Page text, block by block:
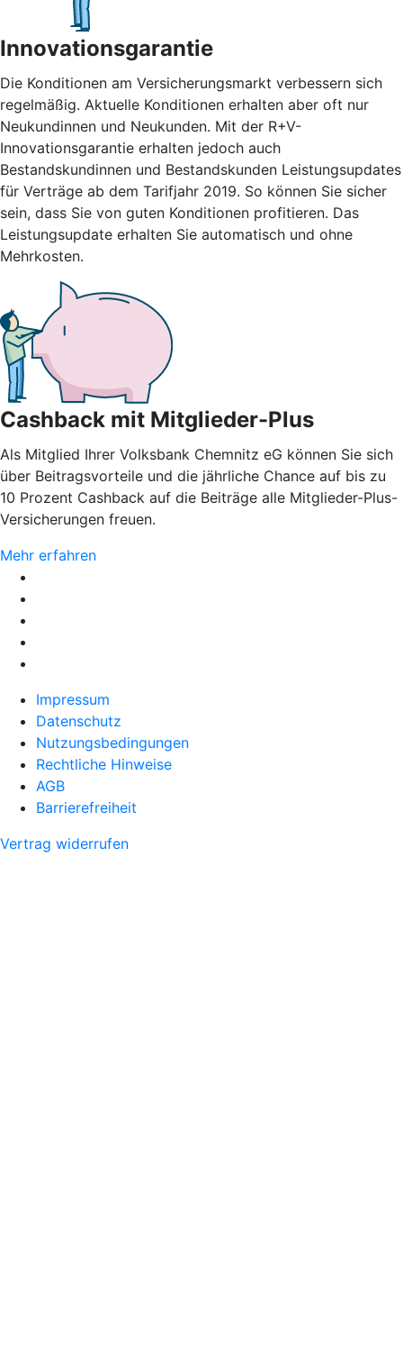
Innovationsgarantie
Die Konditionen am Versicherungsmarkt verbessern sich
regelmäßig. Aktuelle Konditionen erhalten aber oft nur
Neukundinnen und Neukunden. Mit der R+V-
Innovationsgarantie erhalten jedoch auch
Bestandskundinnen und Bestandskunden Leistungsupdates
für Verträge ab dem Tarifjahr 2019. So können Sie sicher
sein, dass Sie von guten Konditionen profitieren. Das
Leistungsupdate erhalten Sie automatisch und ohne
Mehrkosten.
Cashback mit Mitglieder-Plus
Als Mitglied Ihrer Volksbank Chemnitz eG können Sie sich
über Beitragsvorteile und die jährliche Chance auf bis zu
10 Prozent Cashback auf die Beiträge alle Mitglieder-Plus-
Versicherungen freuen.
Mehr erfahren
Impressum
Datenschutz
Nutzungsbedingungen
Rechtliche Hinweise
AGB
Barrierefreiheit
Vertrag widerrufen